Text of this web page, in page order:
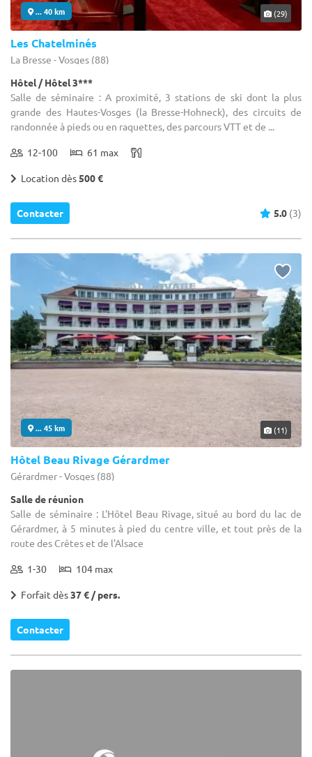
... 40 km (29)
Les Chatelminés
La Bresse - Vosges (88)
Hôtel / Hôtel 3***
Salle de séminaire : A proximité, 3 stations de ski dont la plus
grande des Hautes-Vosges (la Bresse-Hohneck), des circuits de
randonnée à pieds ou en raquettes, des parcours VTT et de ...
12-100 61 max
Location dès500 €
Contacter 5.0 (3)
... 45 km (11)
Hôtel Beau Rivage Gérardmer
Gérardmer - Vosges (88)
Salle de réunion
Salle de séminaire : L'Hôtel Beau Rivage, situé au bord du lac de
Gérardmer, à 5 minutes à pied du centre ville, et tout près de la
route des Crêtes et de l'Alsace
1-30 104 max
Forfait dès37 € / pers.
Contacter